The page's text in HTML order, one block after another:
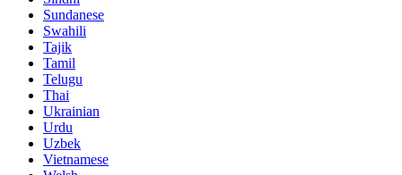
Sundanese
Swahili
Tajik
Tamil
Telugu
Thai
Ukrainian
Urdu
Uzbek
Vietnamese